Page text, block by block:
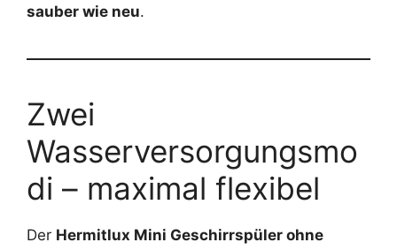
sauber wie neu.
Zwei
Wasserversorgungsmo
di – maximal flexibel
Der Hermitlux Mini Geschirrspüler ohne